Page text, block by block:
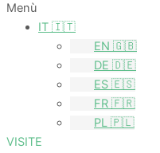
Menù
IT 🇮🇹
EN 🇬🇧
DE 🇩🇪
ES 🇪🇸
FR 🇫🇷
PL 🇵🇱
VISITE